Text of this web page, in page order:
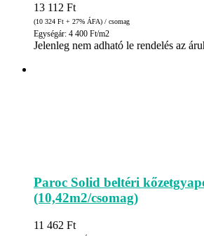
13 112 Ft
(10 324 Ft + 27% ÁFA) / csomag
Egységár: 4 400 Ft/m2
Jelenleg nem adható le rendelés az
Paroc Solid beltéri
(10,42m2/csomag)
11 462 Ft